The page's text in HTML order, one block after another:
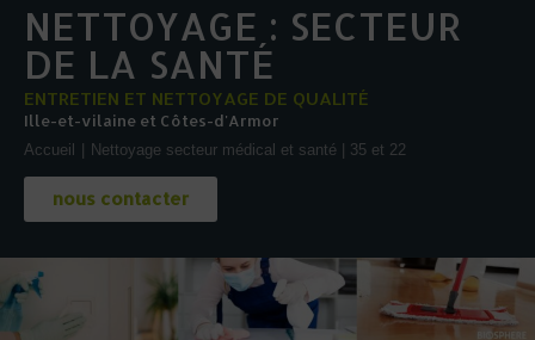
NETTOYAGE : SECTEUR
DE LA SANTÉ
ENTRETIEN ET NETTOYAGE DE QUALITÉ
Ille-et-vilaine et Côtes-d'Armor
Vous êtes ici :
Accueil Nettoyage secteur médical et santé | 35 et 22
nous contacter